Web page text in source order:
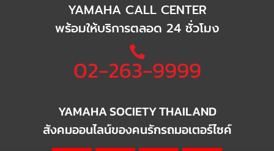
YAMAHA CALL CENTER
พร้อมให้บริการตลอด 24 ชั่วโมง
02-263-9999
YAMAHA SOCIETY THAILAND
สังคมออนไลน์ของคนรักรถมอเตอร์ไซค์